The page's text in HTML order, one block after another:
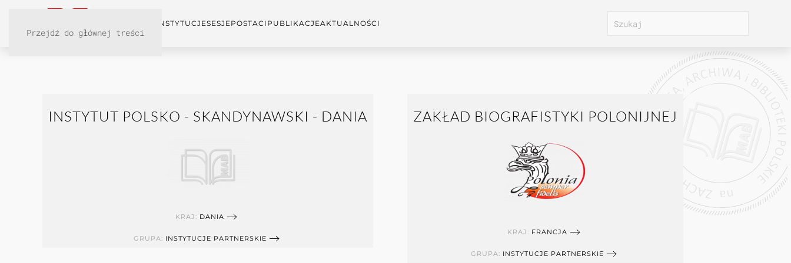
Przejdź do głównej treści
INSTYTUCJESESJEPOSTACI PUBLIKACJEAKTUALNOŚCI
INSTYTUT POLSKO - SKANDYNAWSKI - DANIA
KRAJ: DANIA
GRUPA: INSTYTUCJE PARTNERSKIE
ZAKŁAD BIOGRAFISTYKI POLONIJNEJ
KRAJ: FRANCJA
GRUPA: INSTYTUCJE PARTNERSKIE